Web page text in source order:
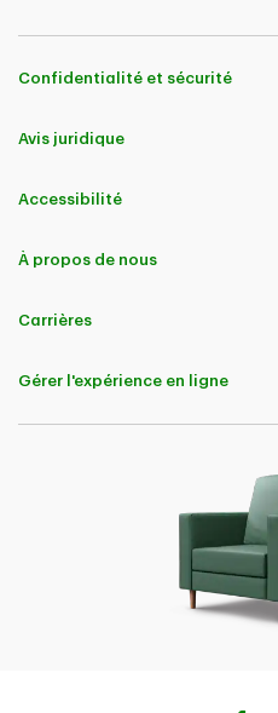
Confidentialité et sécurité
Avis juridique
Accessibilité
À propos de nous
Carrières
Gérer l'expérience en ligne